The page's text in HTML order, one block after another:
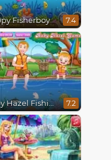
Fisherboy 7.4
Baby Hazel Fishing Time 7.2